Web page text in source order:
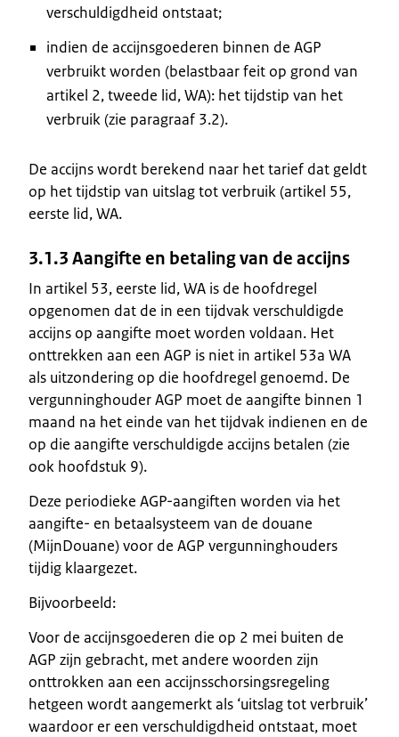
verschuldigdheid ontstaat;
indien de accijnsgoederen binnen de AGP
verbruikt worden (belastbaar feit op grond van
artikel 2, tweede lid, WA): het tijdstip van het
verbruik (zie paragraaf 3.2).
De accijns wordt berekend naar het tarief dat geldt
op het tijdstip van uitslag tot verbruik (artikel 55,
eerste lid, WA.
3.1.3 Aangifte en betaling van de accijns
In artikel 53, eerste lid, WA is de hoofdregel
opgenomen dat de in een tijdvak verschuldigde
accijns op aangifte moet worden voldaan. Het
onttrekken aan een AGP is niet in artikel 53a WA
als uitzondering op die hoofdregel genoemd. De
vergunninghouder AGP moet de aangifte binnen 1
maand na het einde van het tijdvak indienen en de
op die aangifte verschuldigde accijns betalen (zie
ook hoofdstuk 9).
Deze periodieke AGP-aangiften worden via het
aangifte- en betaalsysteem van de douane
(MijnDouane) voor de AGP vergunninghouders
tijdig klaargezet.
Bijvoorbeeld:
Voor de accijnsgoederen die op 2 mei buiten de
AGP zijn gebracht, met andere woorden zijn
onttrokken aan een accijnsschorsingsregeling
hetgeen wordt aangemerkt als ‘uitslag tot verbruik’
waardoor er een verschuldigdheid ontstaat, moet